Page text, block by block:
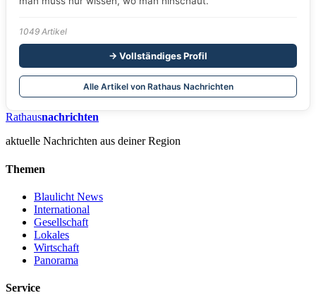
1049 Artikel
→ Vollständiges Profil
Alle Artikel von Rathaus Nachrichten
Rathausnachrichten
aktuelle Nachrichten aus deiner Region
Themen
Blaulicht News
International
Gesellschaft
Lokales
Wirtschaft
Panorama
Service